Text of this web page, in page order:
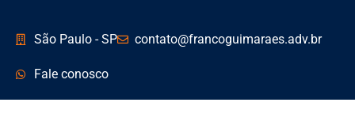
São Paulo - SP contato@francoguimaraes.adv.br
Fale conosco